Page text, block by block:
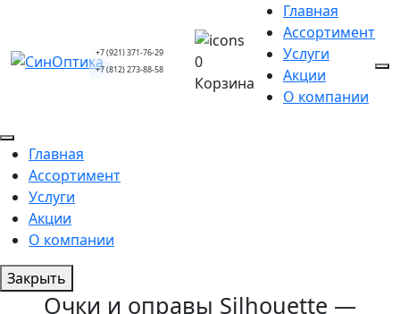
+7 (921) 371-76-29
+7 (812) 273-88-58
0
Корзина
Главная
Ассортимент
Услуги
Акции
О компании
Главная
Ассортимент
Услуги
Акции
О компании
Закрыть
Очки и оправы Silhouette —